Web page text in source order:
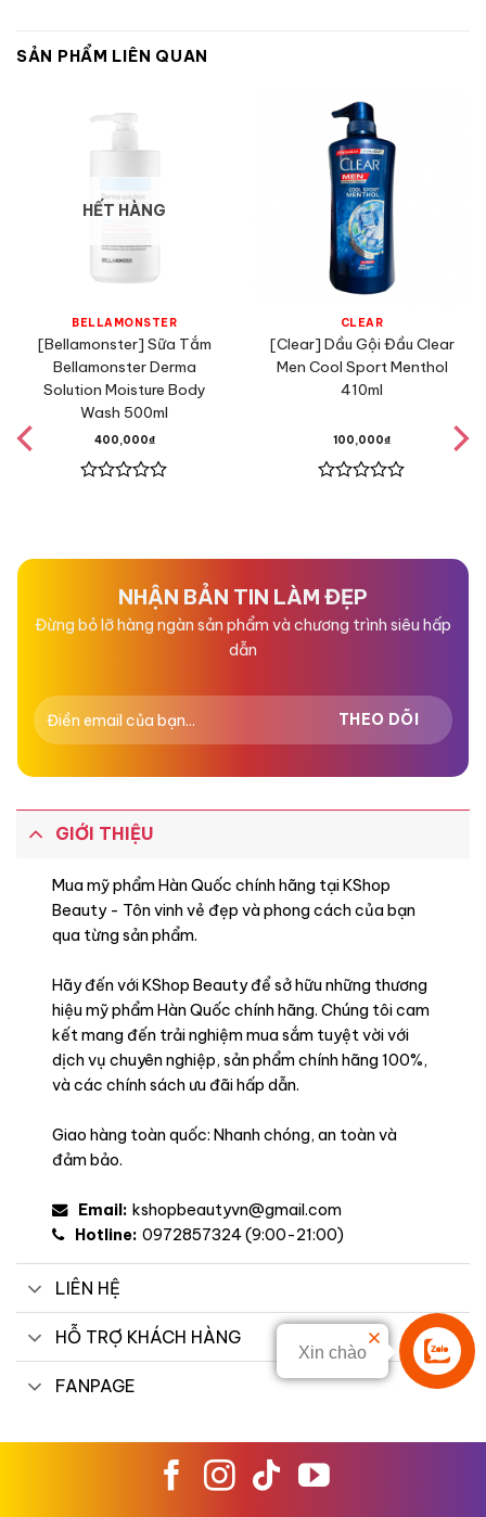
SẢN PHẨM LIÊN QUAN
HẾT HÀNG
BELLAMONSTER
[Bellamonster] Sữa Tắm
Bellamonster Derma
Solution Moisture Body
Wash 500ml
400,000₫
5
CLEAR
[Clear] Dầu Gội Đầu Clear
Men Cool Sport Menthol
410ml
100,000₫
5
Liên hệ
Xin chào
NHẬN BẢN TIN LÀM ĐẸP
Đừng bỏ lỡ hàng ngàn sản phẩm và chương trình siêu hấp
dẫn
GIỚI THIỆU
Mua mỹ phẩm Hàn Quốc chính hãng tại KShop
Beauty - Tôn vinh vẻ đẹp và phong cách của bạn
qua từng sản phẩm.
Hãy đến với KShop Beauty để sở hữu những thương
hiệu mỹ phẩm Hàn Quốc chính hãng. Chúng tôi cam
kết mang đến trải nghiệm mua sắm tuyệt vời với
dịch vụ chuyên nghiệp, sản phẩm chính hãng 100%,
và các chính sách ưu đãi hấp dẫn.
Giao hàng toàn quốc: Nhanh chóng, an toàn và
đảm bảo.
Email: kshopbeautyvn@gmail.com
Hotline: 0972857324 (9:00-21:00)
LIÊN HỆ
HỖ TRỢ KHÁCH HÀNG
FANPAGE